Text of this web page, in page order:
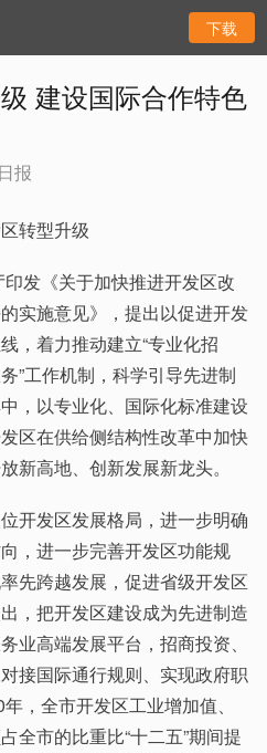
下载
建设国际合作特色
报
转型升级
发《关于加快推进开发区改
实施意见》，提出以促进开发
，着力推动建立“专业化招
”工作机制，科学引导先进制
，以专业化、国际化标准建设
区在供给侧结构性改革中加快
新高地、创新发展新龙头。
开发区发展格局，进一步明确
，进一步完善开发区功能规
先跨越发展，促进省级开发区
，把开发区建设成为先进制造
业高端发展平台，招商投资、
接国际通行规则、实现政府职
，全市开发区工业增加值、
全市的比重比“十二五”期间提